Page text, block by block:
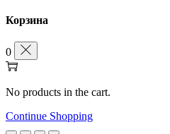
Корзина
0
No products in the cart.
Continue Shopping